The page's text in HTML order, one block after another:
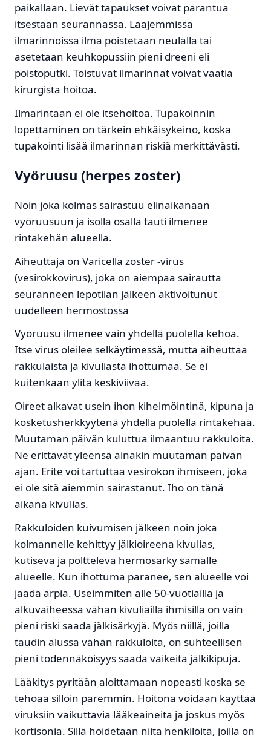
paikallaan. Lievät tapaukset voivat parantua
itsestään seurannassa. Laajemmissa
ilmarinnoissa ilma poistetaan neulalla tai
asetetaan keuhkopussiin pieni dreeni eli
poistoputki. Toistuvat ilmarinnat voivat vaatia
kirurgista hoitoa.
Ilmarintaan ei ole itsehoitoa. Tupakoinnin
lopettaminen on tärkein ehkäisykeino, koska
tupakointi lisää ilmarinnan riskiä merkittävästi.
Vyöruusu (herpes zoster)
Noin joka kolmas sairastuu elinaikanaan
vyöruusuun ja isolla osalla tauti ilmenee
rintakehän alueella.
Aiheuttaja on Varicella zoster -virus
(vesirokkovirus), joka on aiempaa sairautta
seuranneen lepotilan jälkeen aktivoitunut
uudelleen hermostossa
Vyöruusu ilmenee vain yhdellä puolella kehoa.
Itse virus oleilee selkäytimessä, mutta aiheuttaa
rakkulaista ja kivuliasta ihottumaa. Se ei
kuitenkaan ylitä keskiviivaa.
Oireet alkavat usein ihon kihelmöintinä, kipuna ja
kosketusherkkyytenä yhdellä puolella rintakehää.
Muutaman päivän kuluttua ilmaantuu rakkuloita.
Ne erittävät yleensä ainakin muutaman päivän
ajan. Erite voi tartuttaa vesirokon ihmiseen, joka
ei ole sitä aiemmin sairastanut. Iho on tänä
aikana kivulias.
Rakkuloiden kuivumisen jälkeen noin joka
kolmannelle kehittyy jälkioireena kivulias,
kutiseva ja poltteleva hermosärky samalle
alueelle. Kun ihottuma paranee, sen alueelle voi
jäädä arpia. Useimmiten alle 50-vuotiailla ja
alkuvaiheessa vähän kivuliailla ihmisillä on vain
pieni riski saada jälkisärkyjä. Myös niillä, joilla
taudin alussa vähän rakkuloita, on suhteellisen
pieni todennäköisyys saada vaikeita jälkikipuja.
Lääkitys pyritään aloittamaan nopeasti koska se
tehoaa silloin paremmin. Hoitona voidaan käyttää
viruksiin vaikuttavia lääkeaineita ja joskus myös
kortisonia. Sillä hoidetaan niitä henkilöitä, joilla on